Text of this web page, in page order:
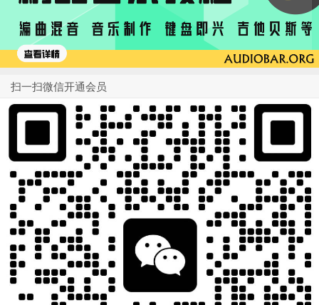
扫一扫微信开通会员